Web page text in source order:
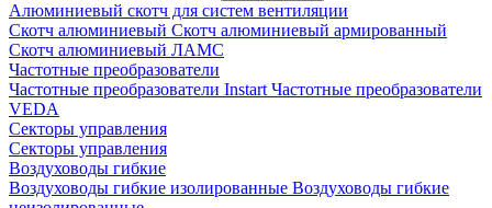
Алюминиевый скотч для систем вентиляции
Скотч алюминиевый Скотч алюминиевый армированный
Скотч алюминиевый ЛАМС
Частотные преобразователи
Частотные преобразователи Instart Частотные преобразователи
VEDA
Секторы управления
Секторы управления
Воздуховоды гибкие
Воздуховоды гибкие изолированные Воздуховоды гибкие